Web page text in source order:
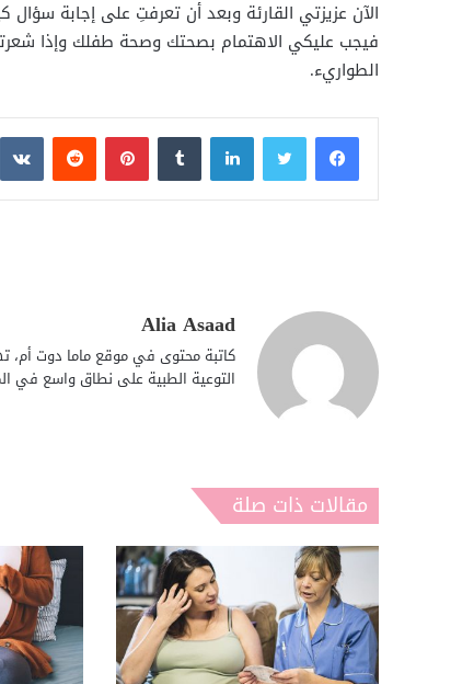
الآن عزيزتي القارئة وبعد أن تعرفتِ على إجابة
فيجب عليكي الاهتمام بصحتك وصحة طفلك وإذا
الطواريء.
فيسبوكتويتر لينكدإن بينتيريست
Alia Asaad
كاتبة محتوى في موقع ماما دوت أم،
التوعية الطبية على نطاق واسع في
مقالات ذات صلة